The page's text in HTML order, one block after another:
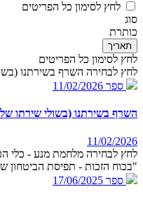
לחץ לסימון כל הפריטים
סוג
כותרת
תאריך
לחץ לסימון כל הפריטים
לחץ לבחירה השרף בשירתנו
ספר 11/02/2026
השרף בשירתנו (בשולי שירתו של
11/02/2026
לחץ לבחירה מלחמת מנע - כלי
"בכוח הזכות - תפיסת הביטחון
ספר 17/06/2025